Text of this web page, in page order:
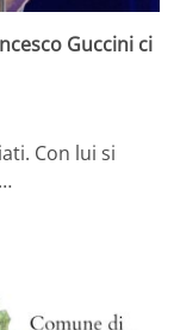
Guccini ci
Con lui si